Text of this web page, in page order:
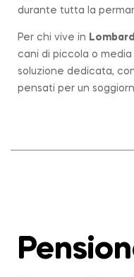
durante tutta la
Per chi vive in
cani di piccola o
soluzione dedicata,
pensati per un